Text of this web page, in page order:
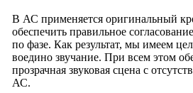
В АС применяется оригинальный
обеспечить правильное
по фазе. Как результат, мы имеем
воедино звучание. При всем этом
прозрачная звуковая сцена с
АС.